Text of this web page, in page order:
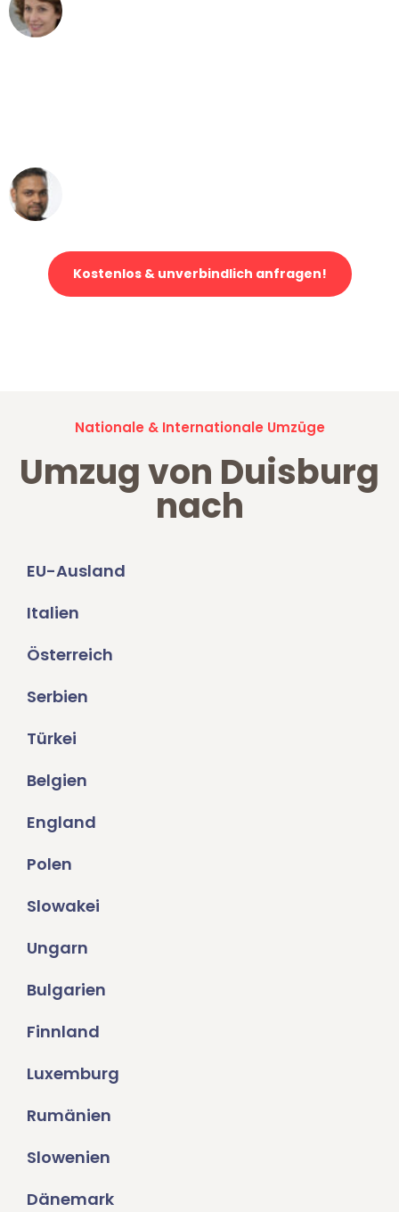
Kostenlos & unverbindlich anfragen!
Nationale & Internationale Umzüge
Umzug von Duisburg
nach
EU-Ausland
Italien
Österreich
Serbien
Türkei
Belgien
England
Polen
Slowakei
Ungarn
Bulgarien
Finnland
Luxemburg
Rumänien
Slowenien
Dänemark